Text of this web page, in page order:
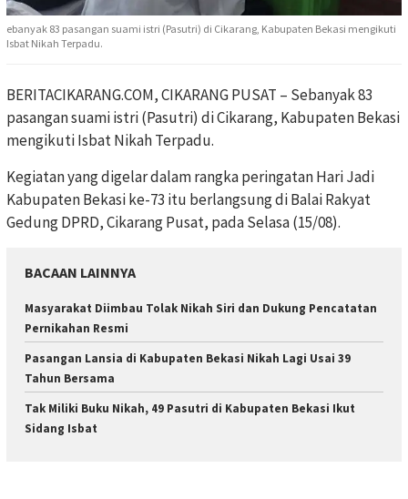
ebanyak 83 pasangan suami istri (Pasutri) di Cikarang, Kabupaten Bekasi mengikuti
Isbat Nikah Terpadu.
BERITACIKARANG.COM, CIKARANG PUSAT – Sebanyak 83
pasangan suami istri (Pasutri) di Cikarang, Kabupaten Bekasi
mengikuti Isbat Nikah Terpadu.
Kegiatan yang digelar dalam rangka peringatan Hari Jadi
Kabupaten Bekasi ke-73 itu berlangsung di Balai Rakyat
Gedung DPRD, Cikarang Pusat, pada Selasa (15/08).
BACAAN LAINNYA
Masyarakat Diimbau Tolak Nikah Siri dan Dukung Pencatatan
Pernikahan Resmi
Pasangan Lansia di Kabupaten Bekasi Nikah Lagi Usai 39
Tahun Bersama
Tak Miliki Buku Nikah, 49 Pasutri di Kabupaten Bekasi Ikut
Sidang Isbat